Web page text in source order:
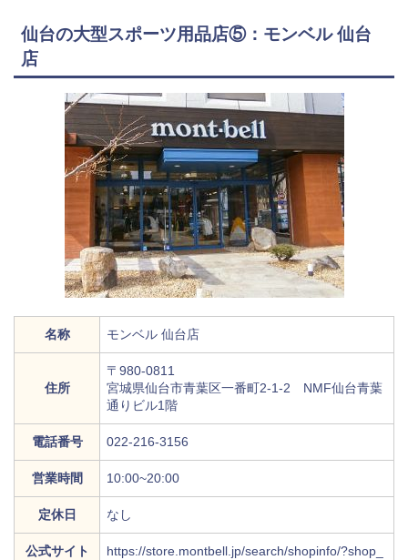
仙台の大型スポーツ用品店⑤：モンベル 仙台
店
名称 モンベル 仙台店
住所
〒980-0811
宮城県仙台市青葉区一番町2-1-2 NMF仙台青葉
通りビル1階
電話番号 022-216-3156
営業時間 10:00~20:00
定休日 なし
公式サイト
https://store.montbell.jp/search/shopinfo/?shop_